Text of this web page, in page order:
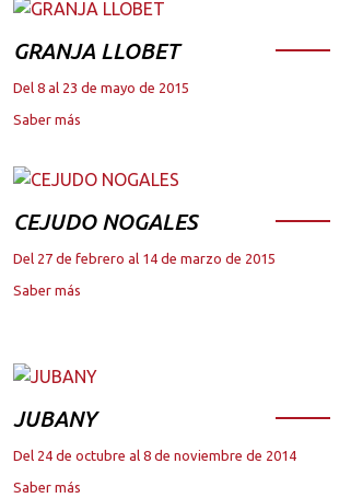
GRANJA LLOBET
Del 8 al 23 de mayo de 2015
Saber más
CEJUDO NOGALES
Del 27 de febrero al 14 de marzo de 2015
Saber más
JUBANY
Del 24 de octubre al 8 de noviembre de 2014
Saber más